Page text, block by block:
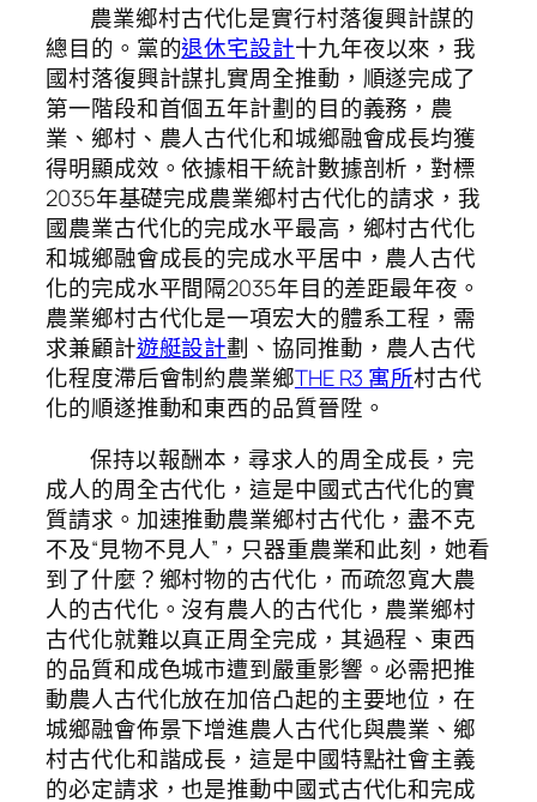
農業鄉村古代化是實行村落復興計謀的
總目的。黨的退休宅設計十九年夜以來，我
國村落復興計謀扎實周全推動，順遂完成了
第一階段和首個五年計劃的目的義務，農
業、鄉村、農人古代化和城鄉融會成長均獲
得明顯成效。依據相干統計數據剖析，對標
2035年基礎完成農業鄉村古代化的請求，我
國農業古代化的完成水平最高，鄉村古代化
和城鄉融會成長的完成水平居中，農人古代
化的完成水平間隔2035年目的差距最年夜。
農業鄉村古代化是一項宏大的體系工程，需
求兼顧計遊艇設計劃、協同推動，農人古代
化程度滯后會制約農業鄉THE R3 寓所村古代
化的順遂推動和東西的品質晉陞。
保持以報酬本，尋求人的周全成長，完
成人的周全古代化，這是中國式古代化的實
質請求。加速推動農業鄉村古代化，盡不克
不及“見物不見人”，只器重農業和此刻，她看
到了什麼？鄉村物的古代化，而疏忽寬大農
人的古代化。沒有農人的古代化，農業鄉村
古代化就難以真正周全完成，其過程、東西
的品質和成色城市遭到嚴重影響。必需把推
動農人古代化放在加倍凸起的主要地位，在
城鄉融會佈景下增進農人古代化與農業、鄉
村古代化和諧成長，這是中國特點社會主義
的必定請求，也是推動中國式古代化和完成